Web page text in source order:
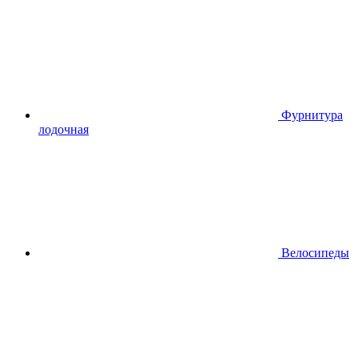
Фурнитура
лодочная
Велосипеды